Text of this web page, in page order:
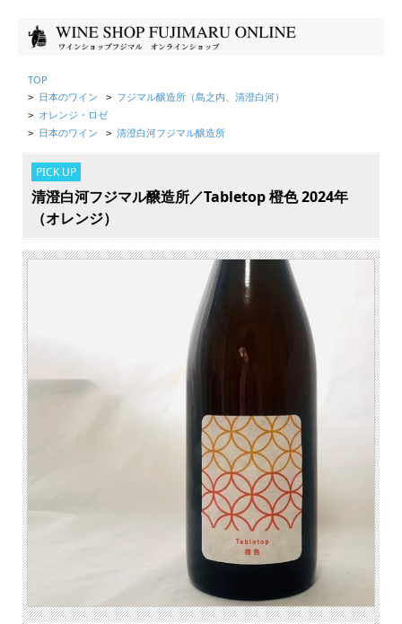
TOP
> 日本のワイン > フジマル醸造所（島之内、清澄白河）
> オレンジ・ロゼ
> 日本のワイン > 清澄白河フジマル醸造所
PICK UP
清澄白河フジマル醸造所／Tabletop 橙色 2024年
（オレンジ）